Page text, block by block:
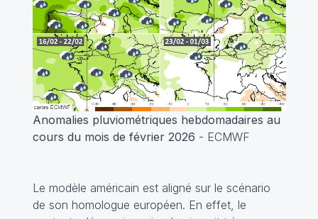
Anomalies pluviométriques hebdomadaires au
cours du mois de février 2026 - ECMWF
Le modèle américain est aligné sur le scénario
de son homologue européen. En effet, le